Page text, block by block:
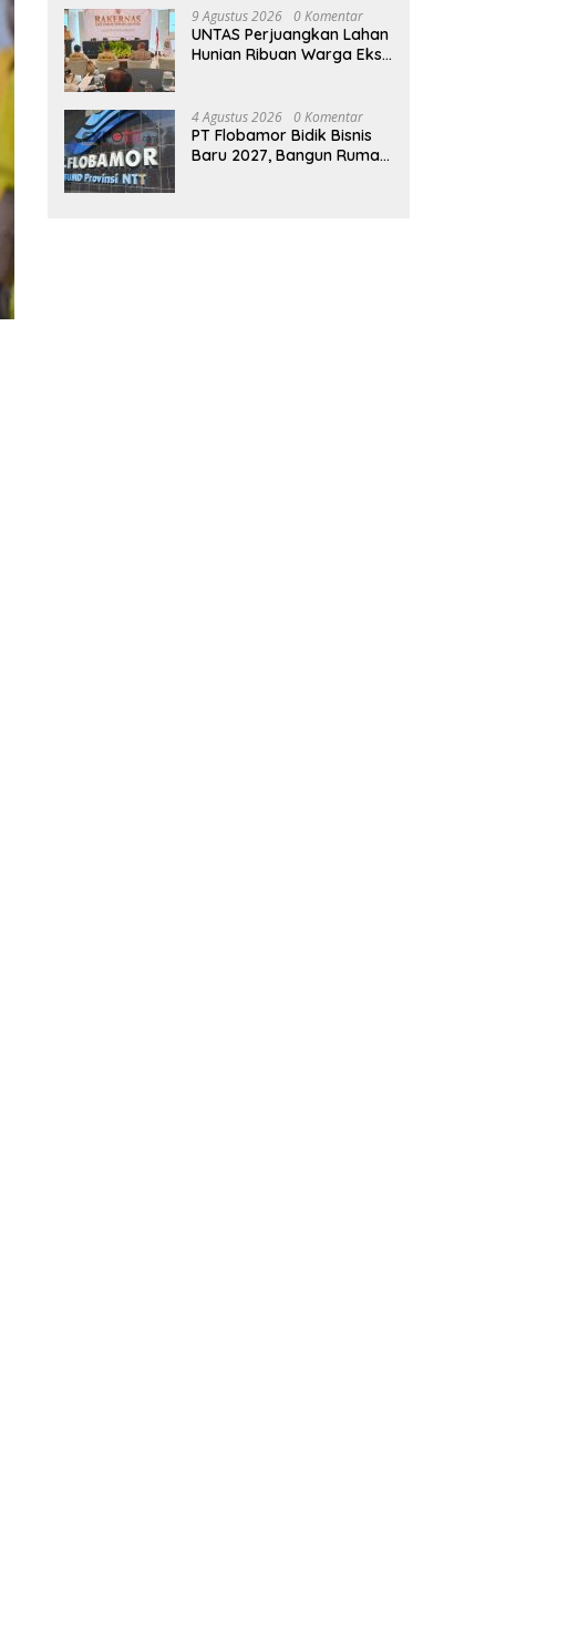
Koperasi Swasti Sari Dan
Semua Karyawan Yang
Menyambut Sukacita
9 Agustus 2026 0 Komentar
UNTAS Perjuangkan Lahan
Hunian Ribuan Warga Eks
4 Agustus 2026 0 Komentar
PT Flobamor Bidik Bisnis
Baru 2027, Bangun Rumah